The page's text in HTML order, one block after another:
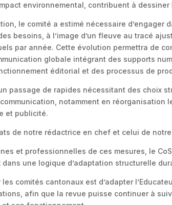
environnemental, contribuent à
le comité a estimé nécessaire
besoins, à l’image d’un fleuve au tracé
par année. Cette évolution permettra de
globale intégrant des supports
éditorial et des processus de
passage de rapides nécessitant des choix
notamment en
et publicité.
de notre rédactrice en chef et celui de
et professionnelles de ces mesures, le
une logique d’adaptation structurelle
comités cantonaux est d’adapter
afin que la revue puisse continuer à